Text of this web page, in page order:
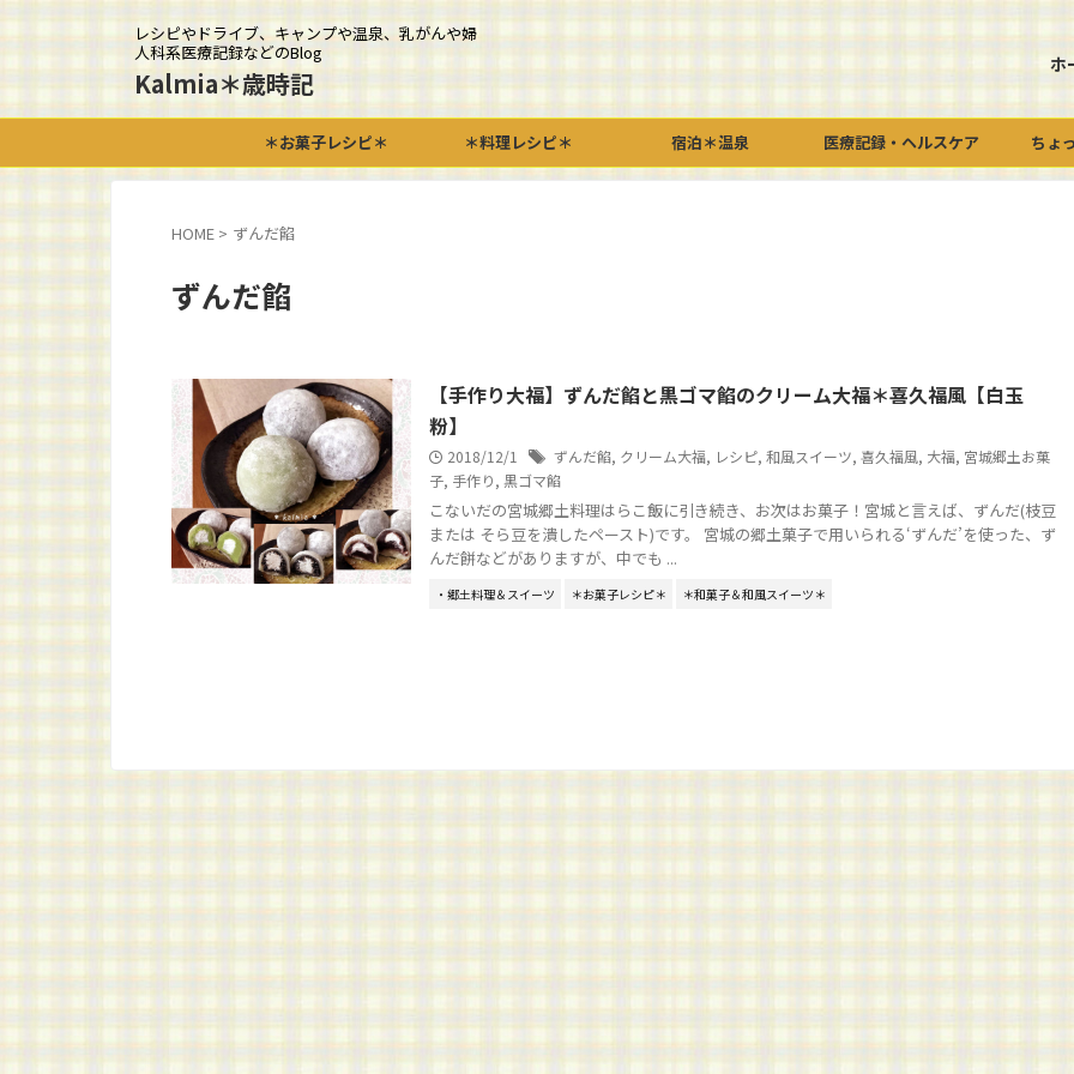
レシピやドライブ、キャンプや温泉、乳がんや婦
人科系医療記録などのBlog
Kalmia＊歳時記
ホ
＊お菓子レシピ＊ ＊料理レシピ＊ 宿泊＊温泉 医療記録・ヘルスケア ちょ
HOME > ずんだ餡
ずんだ餡
【手作り大福】ずんだ餡と黒ゴマ餡のクリーム大福＊喜久福風【白玉
粉】
2018/12/1 ずんだ餡, クリーム大福, レシピ, 和風スイーツ, 喜久福風, 大福, 宮城郷土お菓
子, 手作り, 黒ゴマ餡
こないだの宮城郷土料理はらこ飯に引き続き、お次はお菓子！宮城と言えば、ずんだ(枝豆
または そら豆を潰したペースト)です。 宮城の郷土菓子で用いられる‘ずんだ’を使った、ず
んだ餅などがありますが、中でも ...
・郷土料理＆スイーツ ＊お菓子レシピ＊ ＊和菓子＆和風スイーツ＊